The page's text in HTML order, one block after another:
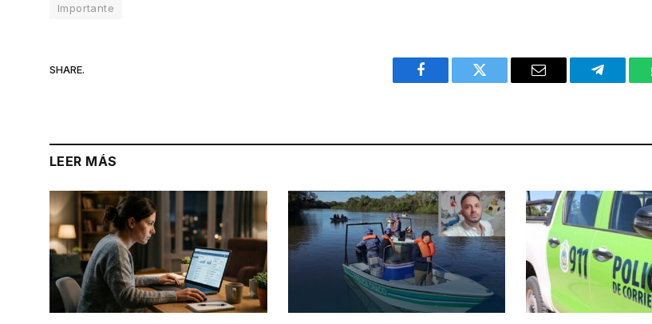
Importante
SHARE.
Facebook Twitter Email Telegram
LEER MÁS